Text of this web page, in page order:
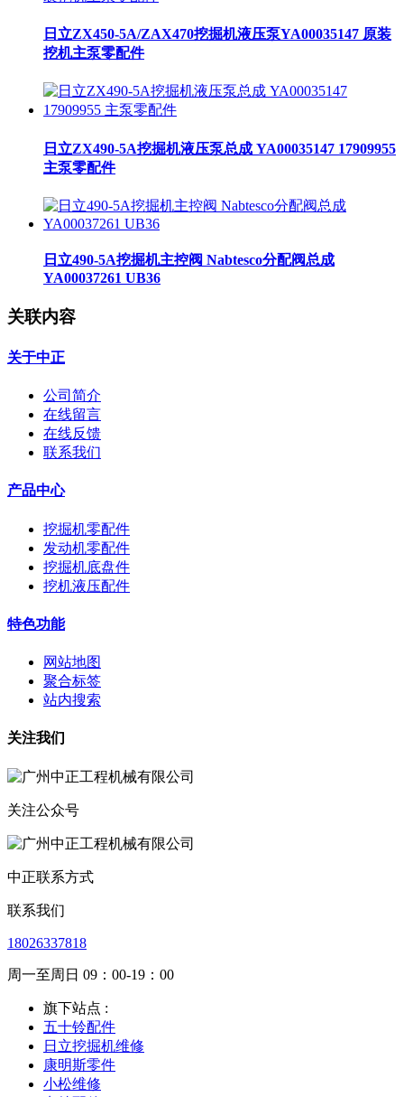
日立ZX450-5A/ZAX470挖掘机液压泵YA00035147 原装
挖机主泵零配件
日立ZX490-5A挖掘机液压泵总成 YA00035147 17909955
主泵零配件
日立490-5A挖掘机主控阀 Nabtesco分配阀总成
YA00037261 UB36
关联内容
关于中正
公司简介
在线留言
在线反馈
联系我们
产品中心
挖掘机零配件
发动机零配件
挖掘机底盘件
挖机液压配件
特色功能
网站地图
聚合标签
站内搜索
关注我们
关注公众号
中正联系方式
联系我们
18026337818
周一至周日 09：00-19：00
旗下站点 :
五十铃配件
日立挖掘机维修
康明斯零件
小松维修